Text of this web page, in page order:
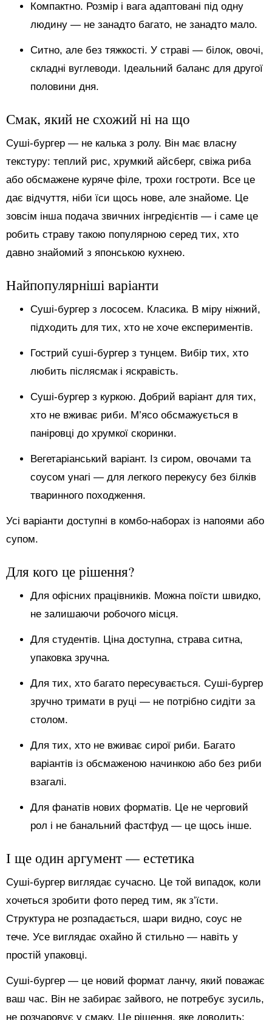
Компактно. Розмір і вага адаптовані під одну
людину — не занадто багато, не занадто мало.
Ситно, але без тяжкості. У страві — білок, овочі,
складні вуглеводи. Ідеальний баланс для другої
половини дня.
Смак, який не схожий ні на що
Суші-бургер — не калька з ролу. Він має власну
текстуру: теплий рис, хрумкий айсберг, свіжа риба
або обсмажене куряче філе, трохи гостроти. Все це
дає відчуття, ніби їси щось нове, але знайоме. Це
зовсім інша подача звичних інгредієнтів — і саме це
робить страву такою популярною серед тих, хто
давно знайомий з японською кухнею.
Найпопулярніші варіанти
Суші-бургер з лососем. Класика. В міру ніжний,
підходить для тих, хто не хоче експериментів.
Гострий суші-бургер з тунцем. Вибір тих, хто
любить післясмак і яскравість.
Суші-бургер з куркою. Добрий варіант для тих,
хто не вживає риби. М’ясо обсмажується в
паніровці до хрумкої скоринки.
Вегетаріанський варіант. Із сиром, овочами та
соусом унагі — для легкого перекусу без білків
тваринного походження.
Усі варіанти доступні в комбо-наборах із напоями або
супом.
Для кого це рішення?
Для офісних працівників. Можна поїсти швидко,
не залишаючи робочого місця.
Для студентів. Ціна доступна, страва ситна,
упаковка зручна.
Для тих, хто багато пересувається. Суші-бургер
зручно тримати в руці — не потрібно сидіти за
столом.
Для тих, хто не вживає сирої риби. Багато
варіантів із обсмаженою начинкою або без риби
взагалі.
Для фанатів нових форматів. Це не черговий
рол і не банальний фастфуд — це щось інше.
І ще один аргумент — естетика
Суші-бургер виглядає сучасно. Це той випадок, коли
хочеться зробити фото перед тим, як з’їсти.
Структура не розпадається, шари видно, соус не
тече. Усе виглядає охайно й стильно — навіть у
простій упаковці.
Суші-бургер — це новий формат ланчу, який поважає
ваш час. Він не забирає зайвого, не потребує зусиль,
не розчаровує у смаку. Це рішення, яке доводить: